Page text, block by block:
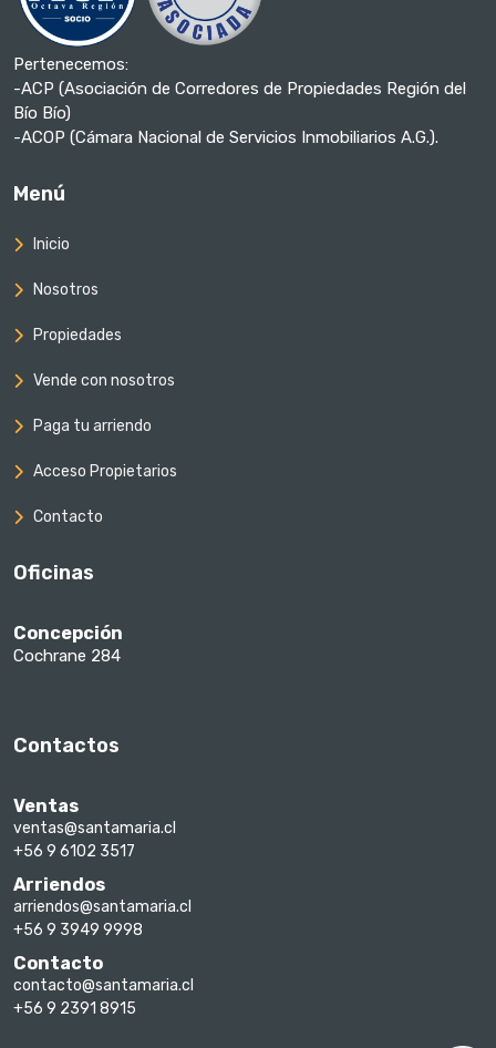
Pertenecemos:
-ACP (Asociación de Corredores de Propiedades Región del
Bío Bío)
-ACOP (Cámara Nacional de Servicios Inmobiliarios A.G.).
Menú
Inicio
Nosotros
Propiedades
Vende con nosotros
Paga tu arriendo
Acceso Propietarios
Contacto
Oficinas
Concepción
Cochrane 284
Contactos
Ventas
ventas@santamaria.cl
+56 9 6102 3517
Arriendos
arriendos@santamaria.cl
+56 9 3949 9998
Contacto
contacto@santamaria.cl
+56 9 2391 8915